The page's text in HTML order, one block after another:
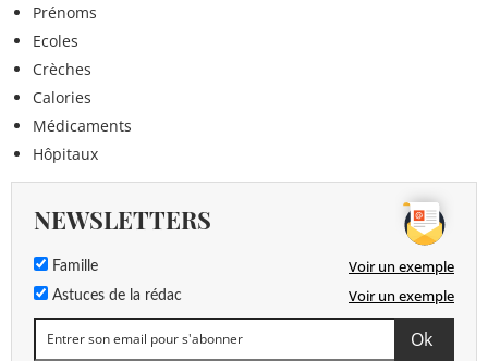
Prénoms
Ecoles
Crèches
Calories
Médicaments
Hôpitaux
NEWSLETTERS
Famille Voir un exemple
Astuces de la rédac Voir un exemple